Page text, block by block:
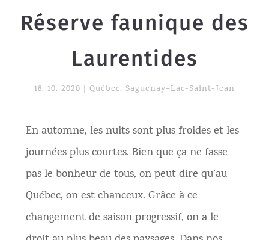
Réserve faunique des
Laurentides
18. 10. 2020 Québec, Saguenay–Lac-Saint-Jean
En automne, les nuits sont plus froides et les
journées plus courtes. Bien que ça ne fasse
pas le bonheur de tous, on peut dire qu’au
Québec, on est chanceux. Grâce à ce
changement de saison progressif, on a le